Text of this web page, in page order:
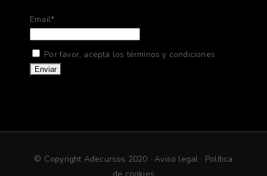
Email*
Por favor, acepta los términos y condiciones
© Copyright Adecursos 2020 ·Aviso legal · Política
de cookies